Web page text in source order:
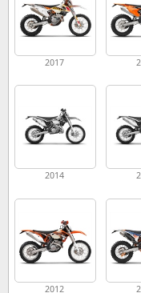
2017
2014
2012